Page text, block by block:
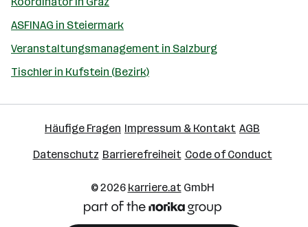
ASFINAG in Steiermark
Veranstaltungsmanagement in Salzburg
Tischler in Kufstein (Bezirk)
Häufige Fragen Impressum & Kontakt AGB
Datenschutz Barrierefreiheit Code of Conduct
© 2026 karriere.atGmbH